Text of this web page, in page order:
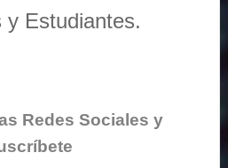
y Estudiantes.
Redes Sociales y